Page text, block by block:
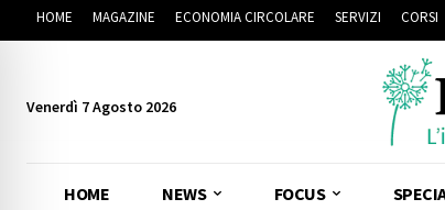
HOME MAGAZINE ECONOMIA CIRCOLARE SERVIZI CORSI
Venerdì 7 Agosto 2026
HOME NEWS FOCUS